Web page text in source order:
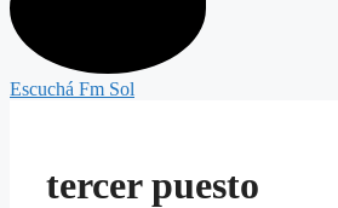
Escuchá Fm Sol
tercer puesto